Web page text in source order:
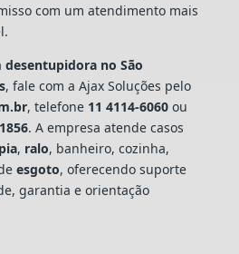
com um atendimento mais
desentupidora no São
, fale com a Ajax Soluções pelo
, telefone 11 4114-6060ou
. A empresa atende casos
pia, ralo, banheiro, cozinha,
esgoto, oferecendo suporte
garantia e orientação